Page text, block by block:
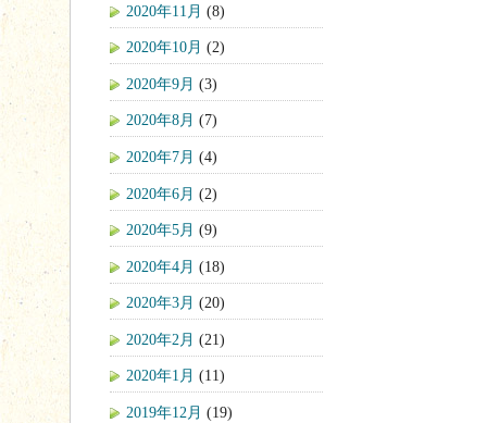
2020年11月 (8)
2020年10月 (2)
2020年9月 (3)
2020年8月 (7)
2020年7月 (4)
2020年6月 (2)
2020年5月 (9)
2020年4月 (18)
2020年3月 (20)
2020年2月 (21)
2020年1月 (11)
2019年12月 (19)